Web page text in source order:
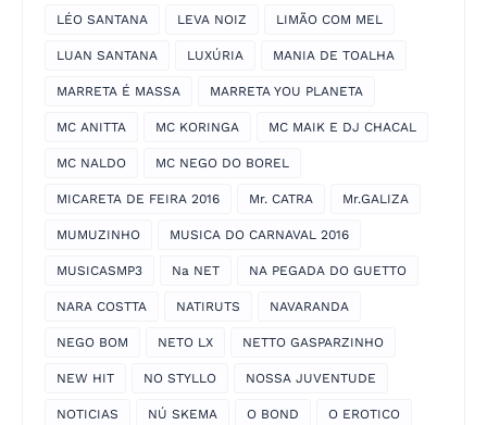
LÉO SANTANA LEVA NOIZ LIMÃO COM MEL
LUAN SANTANA LUXÚRIA MANIA DE TOALHA
MARRETA É MASSA MARRETA YOU PLANETA
MC ANITTA MC KORINGA MC MAIK E DJ CHACAL
MC NALDO MC NEGO DO BOREL
MICARETA DE FEIRA 2016 Mr. CATRA Mr.GALIZA
MUMUZINHO MUSICA DO CARNAVAL 2016
MUSICASMP3 Na NET NA PEGADA DO GUETTO
NARA COSTTA NATIRUTS NAVARANDA
NEGO BOM NETO LX NETTO GASPARZINHO
NEW HIT NO STYLLO NOSSA JUVENTUDE
NOTICIAS NÚ SKEMA O BOND O EROTICO